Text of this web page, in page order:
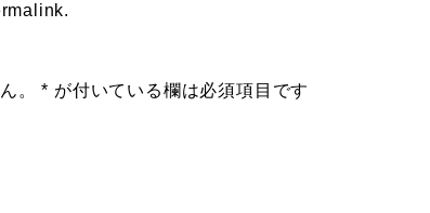
.
。 * が付いている欄は必須項目です